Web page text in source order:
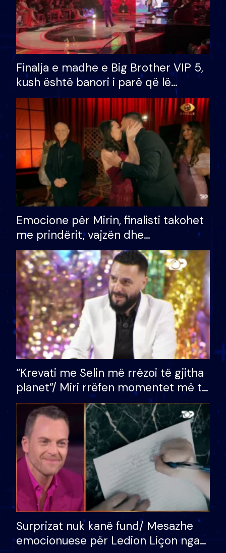
Finalja e madhe e Big Brother VIP 5,
kush është banori i parë që lë
shtëpinë dhe humb mundësinë për
të fituar çmimin e madh
Emocione për Mirin, finalisti takohet
me prindërit, vajzën dhe
bashkëshorten: S’kemi ndonjë letër
divorci apo jo?
“Krevati me Selin më rrëzoi të gjitha
planet”/ Miri rrëfen momentet më të
bukura në shtëpinë e BB VIP: Do më
mungojë zilja e mëngjesit kur…
Surprizat nuk kanë fund/ Mesazhe
emocionuese për Ledion Liçon nga